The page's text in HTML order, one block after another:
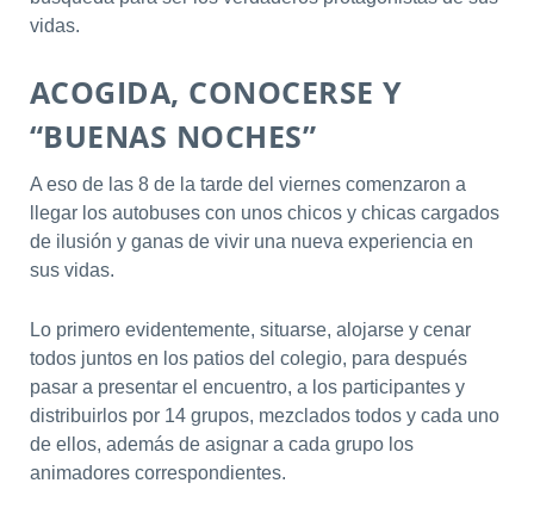
vidas.
ACOGIDA, CONOCERSE Y
“BUENAS NOCHES”
A eso de las 8 de la tarde del viernes comenzaron a
llegar los autobuses con unos chicos y chicas cargados
de ilusión y ganas de vivir una nueva experiencia en
sus vidas.
Lo primero evidentemente, situarse, alojarse y cenar
todos juntos en los patios del colegio, para después
pasar a presentar el encuentro, a los participantes y
distribuirlos por 14 grupos, mezclados todos y cada uno
de ellos, además de asignar a cada grupo los
animadores correspondientes.